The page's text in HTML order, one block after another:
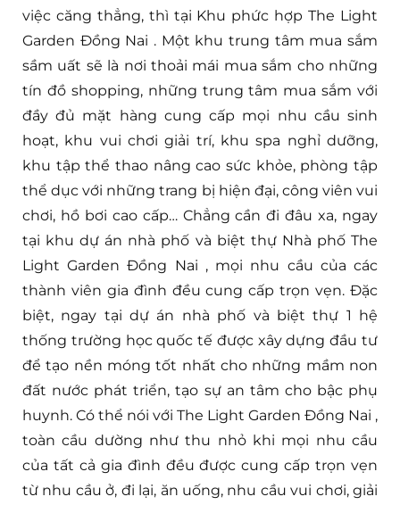
việc căng thẳng, thì tại Khu phức hợp The Light
Garden Đồng Nai . Một khu trung tâm mua sắm
sầm uất sẽ là nơi thoải mái mua sắm cho những
tín đồ shopping, những trung tâm mua sắm với
đầy đủ mặt hàng cung cấp mọi nhu cầu sinh
hoạt, khu vui chơi giải trí, khu spa nghỉ dưỡng,
khu tập thể thao nâng cao sức khỏe, phòng tập
thể dục với những trang bị hiện đại, công viên vui
chơi, hồ bơi cao cấp… Chẳng cần đi đâu xa, ngay
tại khu dự án nhà phố và biệt thự Nhà phố The
Light Garden Đồng Nai , mọi nhu cầu của các
thành viên gia đình đều cung cấp trọn vẹn. Đặc
biệt, ngay tại dự án nhà phố và biệt thự 1 hệ
thống trường học quốc tế được xây dựng đầu tư
để tạo nền móng tốt nhất cho những mầm non
đất nước phát triển, tạo sự an tâm cho bậc phụ
huynh. Có thể nói với The Light Garden Đồng Nai ,
toàn cầu dường như thu nhỏ khi mọi nhu cầu
của tất cả gia đình đều được cung cấp trọn vẹn
từ nhu cầu ở, đi lại, ăn uống, nhu cầu vui chơi, giải